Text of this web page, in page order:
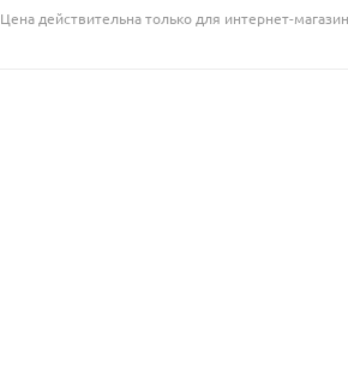
Цена действительна только для интернет-